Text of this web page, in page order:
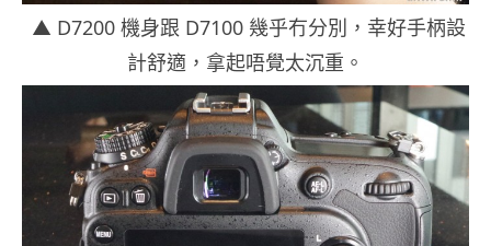
▲ D7200 機身跟 D7100 幾乎冇分別，幸好手柄設
計舒適，拿起唔覺太沉重。